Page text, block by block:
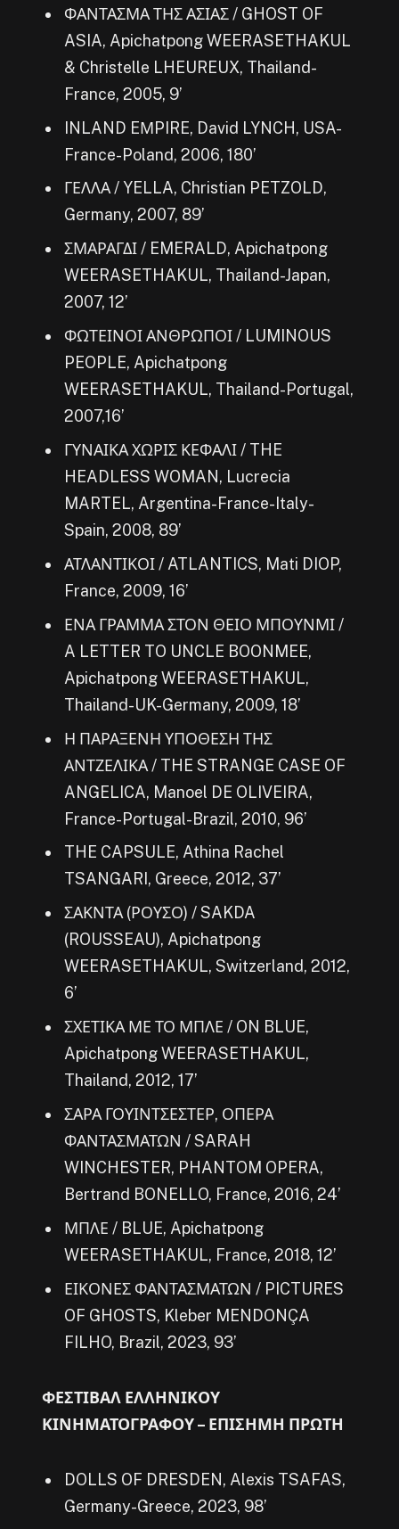
ΦΑΝΤΑΣΜΑ ΤΗΣ ΑΣΙΑΣ / GHOST OF
ASIA, Apichatpong WEERASETHAKUL
& Christelle LHEUREUX, Thailand-
France, 2005, 9’
INLAND EΜPIRE, David LYNCH, USA-
France-Poland, 2006, 180’
ΓΕΛΛΑ / YELLA, Christian PETZOLD,
Germany, 2007, 89’
ΣΜΑΡΑΓΔΙ / EMERALD, Apichatpong
WEERASETHAKUL, Thailand-Japan,
2007, 12’
ΦΩΤΕΙΝΟΙ ΑΝΘΡΩΠΟΙ / LUMINOUS
PEOPLE, Apichatpong
WEERASETHAKUL, Thailand-Portugal,
2007,16’
ΓΥΝΑΙΚΑ ΧΩΡΙΣ ΚΕΦΑΛΙ / THE
HEADLESS WOMAN, Lucrecia
MARTEL, Argentina-France-Italy-
Spain, 2008, 89’
ΑΤΛΑΝΤΙΚΟΙ / ATLANTICS, Mati DIOP,
France, 2009, 16’
ΕΝΑ ΓΡΑΜΜΑ ΣΤΟΝ ΘΕΙΟ ΜΠΟΥΝΜΙ /
A LETTER TO UNCLE BOONMEE,
Apichatpong WEERASETHAKUL,
Thailand-UK-Germany, 2009, 18’
Η ΠΑΡΑΞΕΝΗ ΥΠΟΘΕΣΗ ΤΗΣ
ΑΝΤΖΕΛΙΚΑ / THE STRANGE CASE OF
ANGELICA, Manoel DE OLIVEIRA,
France-Portugal-Brazil, 2010, 96’
THE CAPSULE, Athina Rachel
TSANGARI, Greece, 2012, 37’
ΣΑΚΝΤΑ (ΡΟΥΣΟ) / SAKDA
(ROUSSEAU), Apichatpong
WEERASETHAKUL, Switzerland, 2012,
6’
ΣΧΕΤΙΚΑ ΜΕ ΤΟ ΜΠΛΕ / ON BLUE,
Apichatpong WEERASETHAKUL,
Thailand, 2012, 17’
ΣΑΡΑ ΓΟΥΙΝΤΣΕΣΤΕΡ, ΟΠΕΡΑ
ΦΑΝΤΑΣΜΑΤΩΝ / SARAH
WINCHESTER, PHANTOM OPERA,
Bertrand BONELLO, France, 2016, 24’
ΜΠΛΕ / BLUE, Apichatpong
WEERASETHAKUL, France, 2018, 12’
ΕΙΚΟΝΕΣ ΦΑΝΤΑΣΜΑΤΩΝ / PICTURES
OF GHOSTS, Kleber MENDONÇA
FILHO, Brazil, 2023, 93’
ΦΕΣΤΙΒΑΛ ΕΛΛΗΝΙΚΟΥ
ΚΙΝΗΜΑΤΟΓΡΑΦΟΥ – ΕΠΙΣΗΜΗ ΠΡΩΤΗ
DOLLS OF DRESDEN, Alexis TSAFAS,
Germany-Greece, 2023, 98’